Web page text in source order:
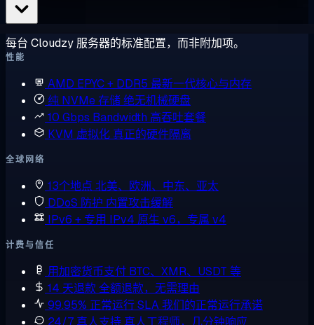
每台 Cloudzy 服务器的标准配置，而非附加项。
性能
AMD EPYC + DDR5 最新一代核心与内存
纯 NVMe 存储绝无机械硬盘
10 Gbps Bandwidth 高吞吐套餐
KVM 虚拟化 真正的硬件隔离
全球网络
13个地点 北美、欧洲、中东、亚太
DDoS 防护 内置攻击缓解
IPv6 + 专用 IPv4 原生 v6，专属 v4
计费与信任
用加密货币支付 BTC、XMR、USDT 等
14 天退款全额退款，无需理由
99.95% 正常运行 SLA我们的正常运行承诺
24/7 真人支持 真人工程师，几分钟响应